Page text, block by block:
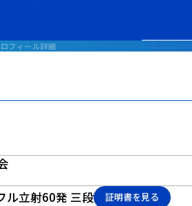
フィール詳細
ル立射60発 三段 証明書を見る